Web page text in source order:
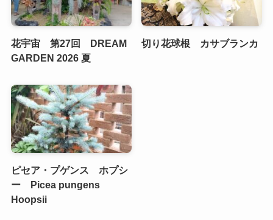
花宇宙 第27回 DREAM
GARDEN 2026 夏
切り花球根 カサブランカ
ピセア・プゲンス ホプシ
ー Picea pungens
Hoopsii